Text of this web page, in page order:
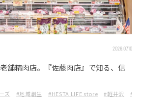
2026.07.10
舗精肉店。『佐藤肉店』で知る、信
ズ #地域創生 #HESTA LIFE store #軽井沢 #長